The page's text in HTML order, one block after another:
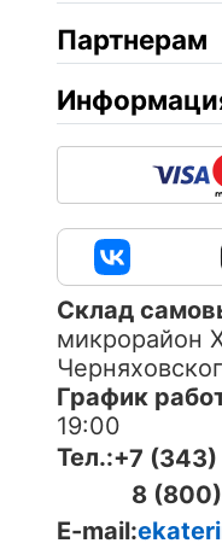
Партнерам
Cклад
микрорайон
График
19:00
Тел.:+7
8
E-mail: